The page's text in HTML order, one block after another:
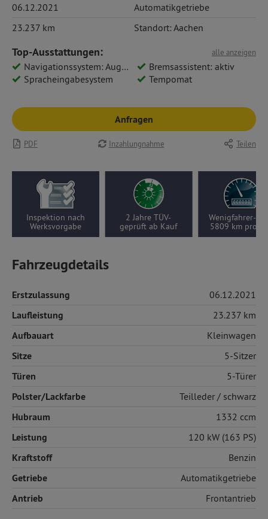
06.12.2021
Automatikgetriebe
23.237 km
Standort: Aachen
alle anzeigen
Top-Ausstattungen:
Navigationssystem: Augmented Reality für Navigation
Bremsassistent: aktiv
Spracheingabesystem
Tempomat
Anfragen
PDF Inzahlungnahme Teilen
2 Jahre TÜV-
geprüft ab Kauf
Wenigfahrer-Auto,
5809 km pro Jahr
Nur 1
Fahrzeugdetails
Erstzulassung 06.12.2021
Laufleistung 23.237 km
Aufbauart Kleinwagen
Sitze 5-Sitzer
Türen 5-Türer
Polster/Lackfarbe Teilleder / schwarz
Hubraum 1332 ccm
Leistung 120 kW (163 PS)
Kraftstoff Benzin
Getriebe Automatikgetriebe
Antrieb Frontantrieb